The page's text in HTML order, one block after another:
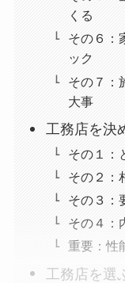
くる
その６：
ック
その７：
大事
工務店を決
その１：
その２：
その３：
その４：
重要：性
工務店を選